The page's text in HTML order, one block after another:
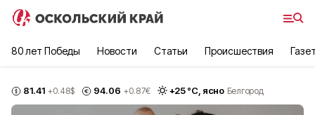
80 лет Победы Новости Статьи Происшествия
81.41 +0.48$ 94.06 +0.87€ +25°С, ясно Белгород